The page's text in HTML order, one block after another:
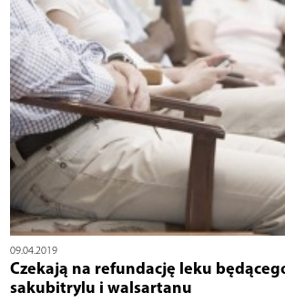
09.04.2019
Czekają na refundację leku
sakubitrylu i walsartanu